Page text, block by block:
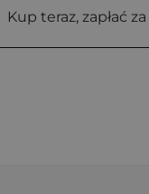
Kup teraz, zapłać za